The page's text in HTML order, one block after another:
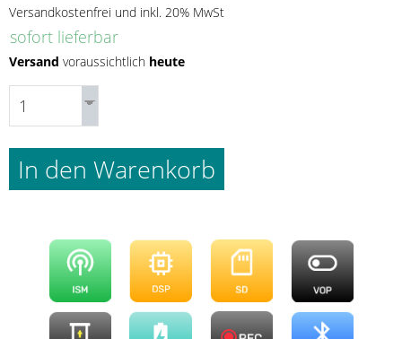
Versandkostenfrei und inkl. 20% MwSt
sofort lieferbar
Versand voraussichtlich heute
In den Warenkorb